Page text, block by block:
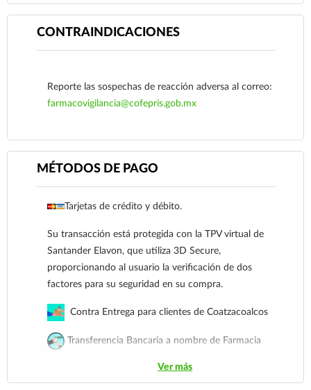
CONTRAINDICACIONES
Reporte las sospechas de reacción adversa al correo:
farmacovigilancia@cofepris.gob.mx
Ver más
MÉTODOS DE PAGO
Tarjetas de crédito y débito.
Su transacción está protegida con la TPV virtual de
Santander Elavon, que utiliza 3D Secure,
proporcionando al usuario la verificación de dos
factores para su seguridad en su compra.
Contra Entrega para clientes de Coatzacoalcos
Transferencia Bancaria a nombre de Farmacia
cuenta: Clave: 014854655008143954
Ver más